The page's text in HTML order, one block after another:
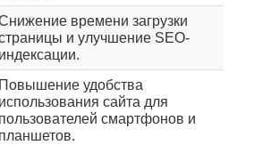
времени загрузки
и улучшение SEO-
индексации.
Повышение удобства
использования сайта для
пользователей смартфонов и
планшетов.